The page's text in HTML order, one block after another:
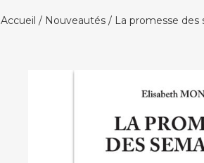
Accueil / Nouveautés / La promesse des